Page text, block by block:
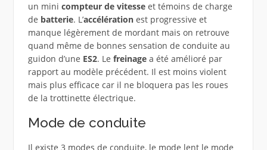
un mini compteur de vitesseet témoins de charge
de batterie. L’accélérationest progressive et
manque légèrement de mordant mais on retrouve
quand même de bonnes sensation de conduite au
guidon d’une ES2. Le freinagea été amélioré par
rapport au modèle précédent. Il est moins violent
mais plus efficace car il ne bloquera pas les roues
de la trottinette électrique.
Mode de conduite
Il existe 3 modes de conduite, le mode lent le mode